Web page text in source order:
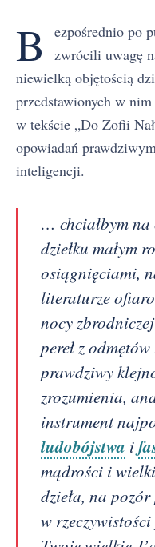
B
ezpośrednio po
zwrócili uwagę
niewielką objętością
przedstawionych w
w tekście „Do Zofii
opowiadań
inteligencji.
… chciałbym na
dziełku małym
osiągnięciami,
literaturze
nocy
pereł z
prawdziwy
zrozumienia,
instrument
ludobójstwa i
mądrości i
dzieła, na
w